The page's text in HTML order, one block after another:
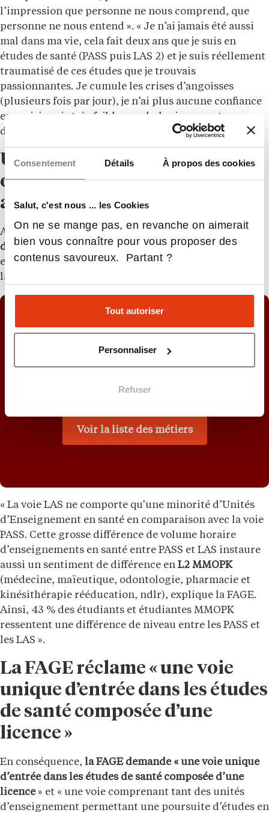
Consentement Détails À propos des cookies
Salut, c'est nous ... les Cookies
On ne se mange pas, en revanche on aimerait
bien vous connaître pour vous proposer des
contenus savoureux. Partant ?
Tout autoriser
Personnaliser
Refuser
l’impression que personne ne nous comprend, que
personne ne nous entend ». « Je n’ai jamais été aussi
mal dans ma vie, cela fait deux ans que je suis en
études de santé (PASS puis LAS 2) et je suis réellement
traumatisé de ces études que je trouvais
passionnantes. Je cumule les crises d’angoisses
(plusieurs fois par jour), je n’ai plus aucune confiance
en moi, je suis très faible psychologiquement »,
déplore un autre.
Une différence de niveau
observée dès la deuxième
année de santé
Autre problème soulevé par l’enquête : unedifférence
de niveau ressentie dès la deuxième année de santé
entre les élèves issus du parcours PASS, « reliquat de
la PACES », et les autres.
Vous êtes intéressé.e par les
métiers de la santé ?
présentant plusieurs professions dans ce domaine.
Voir la liste des métiers
« La voie LAS ne comporte qu’une minorité d’Unités
d’Enseignement en santé en comparaison avec la voie
PASS. Cette grosse différence de volume horaire
d’enseignements en santé entre PASS et LAS instaure
aussi un sentiment de différence en L2 MMOPK
(médecine, maïeutique, odontologie, pharmacie et
kinésithérapie rééducation, ndlr), explique la FAGE.
Ainsi, 43 % des étudiants et étudiantes MMOPK
ressentent une différence de niveau entre les PASS et
les LAS ».
La FAGE réclame « une voie
unique d’entrée dans les études
de santé composée d’une
licence »
En conséquence, la FAGE demande « une voie unique
d’entrée dans les études de santé composée d’une
licence» et « une voie comprenant tant des unités
d’enseignement permettant une poursuite d’études en